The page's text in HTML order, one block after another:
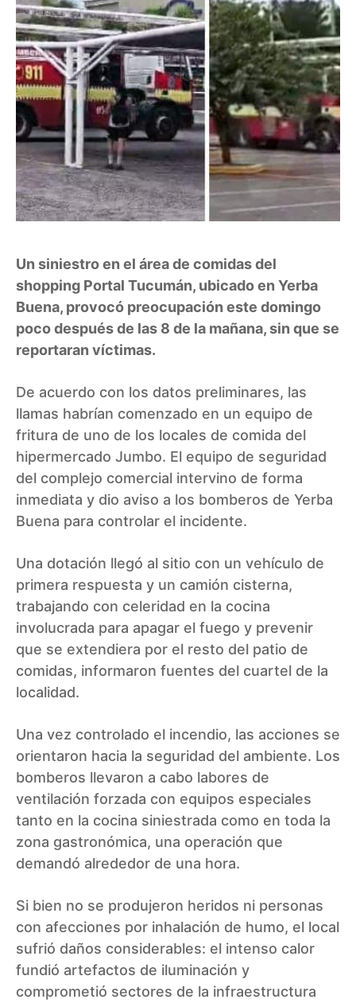
Un siniestro en el área de comidas del
shopping Portal Tucumán, ubicado en Yerba
Buena, provocó preocupación este domingo
poco después de las 8 de la mañana, sin que se
reportaran víctimas.
De acuerdo con los datos preliminares, las
llamas habrían comenzado en un equipo de
fritura de uno de los locales de comida del
hipermercado Jumbo. El equipo de seguridad
del complejo comercial intervino de forma
inmediata y dio aviso a los bomberos de Yerba
Buena para controlar el incidente.
Una dotación llegó al sitio con un vehículo de
primera respuesta y un camión cisterna,
trabajando con celeridad en la cocina
involucrada para apagar el fuego y prevenir
que se extendiera por el resto del patio de
comidas, informaron fuentes del cuartel de la
localidad.
Una vez controlado el incendio, las acciones se
orientaron hacia la seguridad del ambiente. Los
bomberos llevaron a cabo labores de
ventilación forzada con equipos especiales
tanto en la cocina siniestrada como en toda la
zona gastronómica, una operación que
demandó alrededor de una hora.
Si bien no se produjeron heridos ni personas
con afecciones por inhalación de humo, el local
sufrió daños considerables: el intenso calor
fundió artefactos de iluminación y
comprometió sectores de la infraestructura